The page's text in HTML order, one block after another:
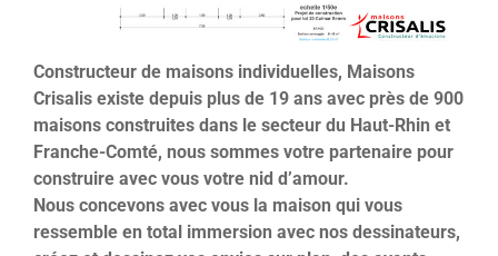
Constructeur de maisons individuelles, Maisons
Crisalis existe depuis plus de 19 ans avec près de 900
maisons construites dans le secteur du Haut-Rhin et
Franche-Comté, nous sommes votre partenaire pour
construire avec vous votre nid d’amour.
Nous concevons avec vous la maison qui vous
ressemble en total immersion avec nos dessinateurs,